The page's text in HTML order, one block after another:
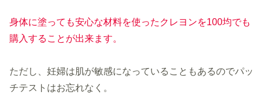
身体に塗っても安心な材料を使ったクレヨンを100均でも
購入することが出来ます。
ただし、妊婦は肌が敏感になっていることもあるのでパッ
チテストはお忘れなく。